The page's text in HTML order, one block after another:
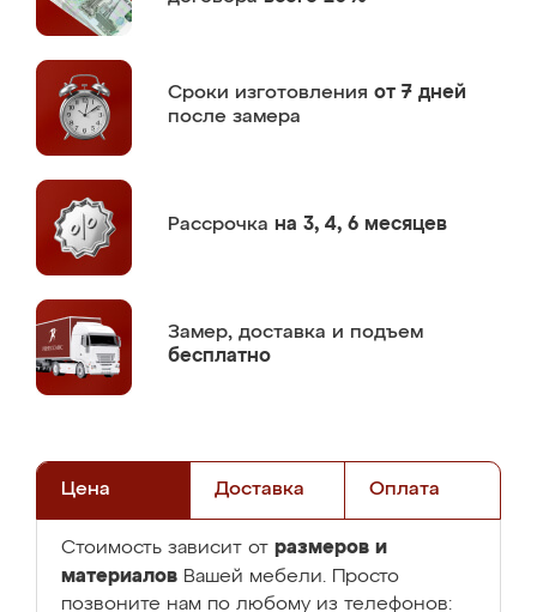
Сроки изготовления от 7 дней
после замера
Рассрочка на 3, 4, 6 месяцев
Замер, доставка и подъем
бесплатно
Цена Доставка Оплата
Стоимость зависит от размеров и
материалов Вашей мебели. Просто
позвоните нам по любому из телефонов: